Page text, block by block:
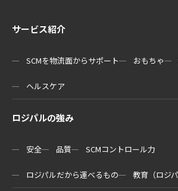
サービス紹介
SCMを物流⾯からサポート おもちゃ
ヘルスケア
ロジパルの強み
安全 品質 SCMコントロール力
ロジパルだから運べるもの 教育（ロジ